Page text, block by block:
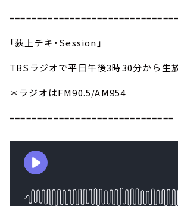
===============================
「荻上チキ・Session」
TBSラジオで平日午後3時30分から生放
＊ラジオはFM90.5/AM954
==============================